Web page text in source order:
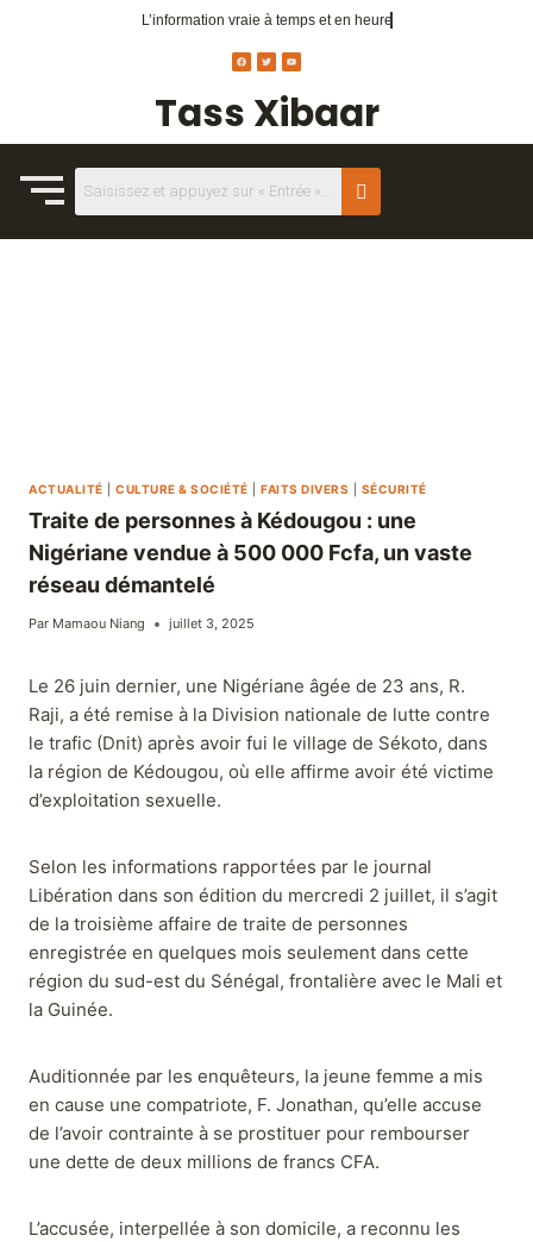
Tass Xibaar
L’information vraieà temps et en heure
ACTUALITÉ CULTURE & SOCIÉTÉ FAITS DIVERS SÉCURITÉ
Traite de personnes à Kédougou : une
Nigériane vendue à 500 000 Fcfa, un vaste
réseau démantelé
Par Mamaou Niang juillet 3, 2025
Le 26 juin dernier, une Nigériane âgée de 23 ans, R.
Raji, a été remise à la Division nationale de lutte contre
le trafic (Dnit) après avoir fui le village de Sékoto, dans
la région de Kédougou, où elle affirme avoir été victime
d’exploitation sexuelle.
Selon les informations rapportées par le journal
Libération dans son édition du mercredi 2 juillet, il s’agit
de la troisième affaire de traite de personnes
enregistrée en quelques mois seulement dans cette
région du sud-est du Sénégal, frontalière avec le Mali et
la Guinée.
Auditionnée par les enquêteurs, la jeune femme a mis
en cause une compatriote, F. Jonathan, qu’elle accuse
de l’avoir contrainte à se prostituer pour rembourser
une dette de deux millions de francs CFA.
L’accusée, interpellée à son domicile, a reconnu les